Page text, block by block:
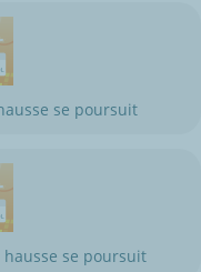
se poursuit
se poursuit